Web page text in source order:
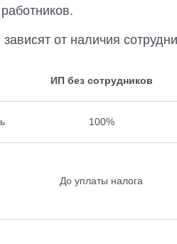
от наличия
ИП без сотрудников
100%
До уплаты налога